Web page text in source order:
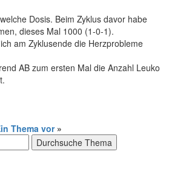
Dosis. Beim Zyklus davor habe
dieses Mal 1000 (1-0-1).
am Zyklusende die Herzprobleme
AB zum ersten Mal die Anzahl Leuko
Thema vor»